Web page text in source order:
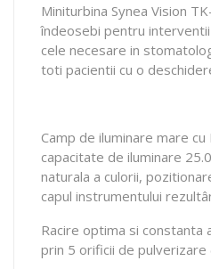
Miniturbina Synea Vision
îndeosebi pentru
cele necesare in
toti pacientii cu o
Camp de iluminare mare cu
capacitate de iluminare
naturala a culorii,
capul instrumentului
Racire optima si constanta
prin 5 orificii de pulverizare